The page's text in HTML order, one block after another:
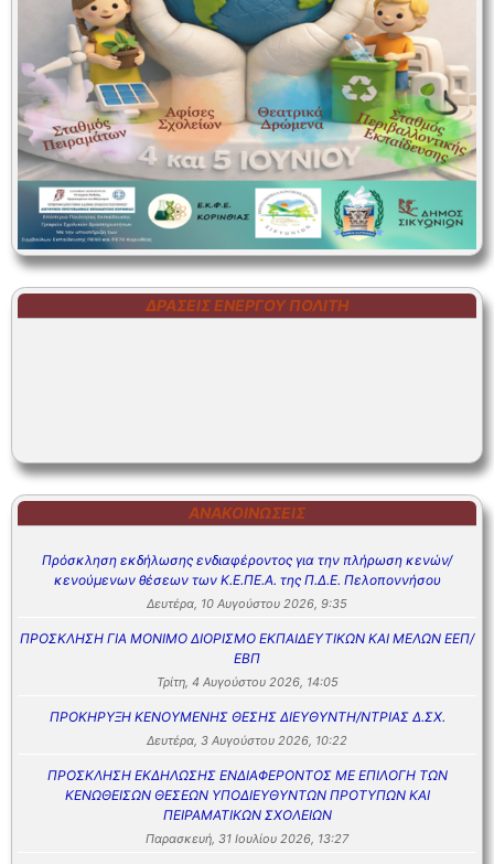
ΔΡΆΣΕΙΣ ΕΝΕΡΓΟΎ ΠΟΛΊΤΗ
ΑΝΑΚΟΙΝΏΣΕΙΣ
Πρόσκληση εκδήλωσης ενδιαφέροντος για την πλήρωση κενών/
κενούμενων θέσεων των Κ.Ε.ΠΕ.Α. της Π.Δ.Ε. Πελοποννήσου
Δευτέρα, 10 Αυγούστου 2026, 9:35
ΠΡΟΣΚΛΗΣΗ ΓΙΑ ΜΟΝΙΜΟ ΔΙΟΡΙΣΜΟ ΕΚΠΑΙΔΕΥΤΙΚΩΝ ΚΑΙ ΜΕΛΩΝ ΕΕΠ/
ΕΒΠ
Τρίτη, 4 Αυγούστου 2026, 14:05
ΠΡΟΚΗΡΥΞΗ ΚΕΝΟΥΜΕΝΗΣ ΘΕΣΗΣ ΔΙΕΥΘΥΝΤΗ/ΝΤΡΙΑΣ Δ.ΣΧ.
Δευτέρα, 3 Αυγούστου 2026, 10:22
ΠΡΟΣΚΛΗΣΗ ΕΚΔΗΛΩΣΗΣ ΕΝΔΙΑΦΕΡΟΝΤΟΣ ΜΕ ΕΠΙΛΟΓΗ ΤΩΝ
ΚΕΝΩΘΕΙΣΩΝ ΘΕΣΕΩΝ ΥΠΟΔΙΕΥΘΥΝΤΩΝ ΠΡΟΤΥΠΩΝ ΚΑΙ
ΠΕΙΡΑΜΑΤΙΚΩΝ ΣΧΟΛΕΙΩΝ
Παρασκευή, 31 Ιουλίου 2026, 13:27